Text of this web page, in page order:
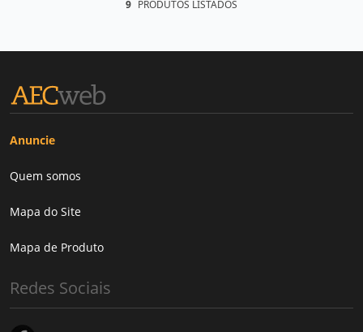
9 PRODUTOS LISTADOS
Anuncie
Quem somos
Mapa do Site
Mapa de Produto
Redes Sociais